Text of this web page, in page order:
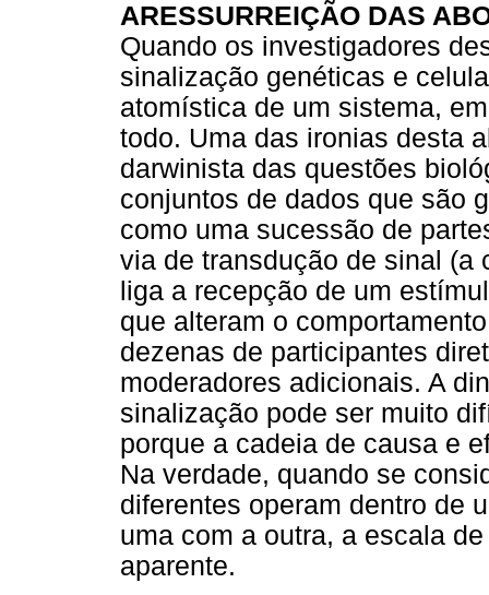
ARESSURREIÇÃO DAS
Quando os investigadores
sinalização genéticas e
atomística de um sistema,
todo. Uma das ironias desta
darwinista das questões
conjuntos de dados que são
como uma sucessão de
via de transdução de sinal (a
liga a recepção de um
que alteram o
dezenas de participantes
moderadores adicionais. A
sinalização pode ser muito
porque a cadeia de causa e
Na verdade, quando se
diferentes operam dentro de
uma com a outra, a escala
aparente.